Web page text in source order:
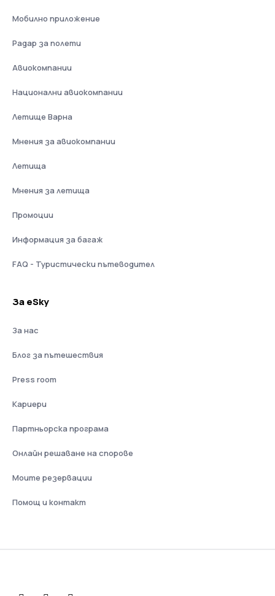
Мобилно приложение
Радар за полети
Авиокомпании
Национални авиокомпании
Летище Варна
Мнения за авиокомпании
Летища
Мнения за летища
Промоции
Информация за багаж
FAQ - Туристически пътеводител
За eSky
За нас
Блог за пътешествия
Press room
Кариери
Партньорска програма
Онлайн решаване на спорове
Моите резервации
Помощ и контакт